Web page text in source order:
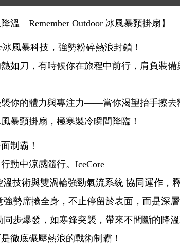
溫—Remember Outdoor 冰風暴頸掛扇】
風暴科技，強勢粉碎熱浪封鎖！
如刀，有時候你在旅程中前行，肩負裝
你的體力與專注力——當你渴望抬手擦去
暴頸掛扇，極寒製冷瞬間降臨！
制霸！
動中涼感隨行。IceCore
溫技術與雙渦輪強勁氣流系統 協同運作，
勢席捲全身，不止停留於表面，而是深
步爆發，如寒鋒突襲，帶來不間斷的降溫
徹底碾壓熱浪的戰術制霸！